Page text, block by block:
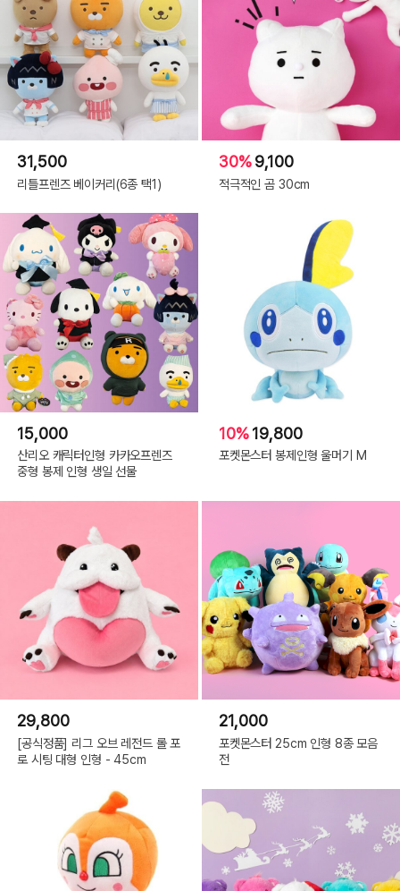
31,500
리틀프렌즈 베이커리(6종 택1)
30%9,100
적극적인 곰 30cm
15,000
산리오 캐릭터인형 카카오프렌즈
중형 봉제 인형 생일 선물
10%19,800
포켓몬스터 봉제인형 울머기 M
29,800
[공식정품] 리그 오브 레전드 롤 포
로 시팅 대형 인형 - 45cm
21,000
포켓몬스터 25cm 인형 8종 모음
전